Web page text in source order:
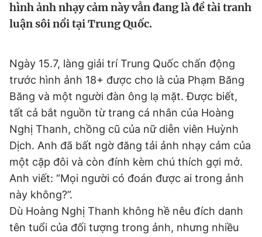
Video Magazine
Tiện ích Bạn cần biết
Thông tin tòa soạn Liên hệ quảng cáo
Đọc Thanh Niên trên điện thoại
hình ảnh nhạy cảm này vẫn đang là đề tài tranh
luận sôi nổi tại Trung Quốc.
Ngày 15.7, làng giải trí Trung Quốc chấn động
trước hình ảnh 18+ được cho là của Phạm Băng
Băng và một người đàn ông lạ mặt. Được biết,
tất cả bắt nguồn từ trang cá nhân của Hoàng
Nghị Thanh, chồng cũ của nữ diễn viên Huỳnh
Dịch. Anh đã bất ngờ đăng tải ảnh nhạy cảm của
một cặp đôi và còn đính kèm chú thích gợi mở.
Anh viết: “Mọi người có đoán được ai trong ảnh
này không?”.
Dù Hoàng Nghị Thanh không hề nêu đích danh
tên tuổi của đối tượng trong ảnh, nhưng nhiều